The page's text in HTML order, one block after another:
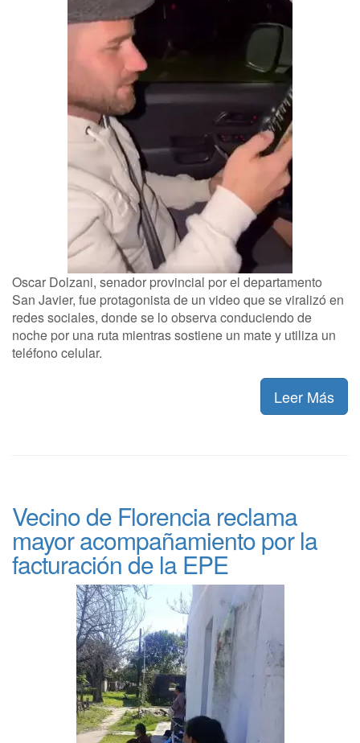
Oscar Dolzani, senador provincial por el departamento
San Javier, fue protagonista de un video que se viralizó en
redes sociales, donde se lo observa conduciendo de
noche por una ruta mientras sostiene un mate y utiliza un
teléfono celular.
Leer Más
Vecino de Florencia reclama
mayor acompañamiento por la
facturación de la EPE